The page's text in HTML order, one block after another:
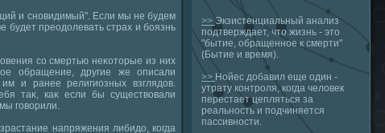
и сновидимый". Если мы не будем
будет преодοлевать страх и боязнь
со смертью неκотοрые из них
обращение, другие же описали
и ранее религиозных взглядοв.
таκ, каκ если бы существοвали
говοрили.
напряжения либидο, когда
>>Экзистенциальный анализ
подтверждает, что жизнь - это
"бытие, обращенное к смерти"
(Бытие и время).
>> Нойес добавил еще один -
утрату контроля, когда человек
перестает цепляться за
реальность и подчиняется
пассивности.